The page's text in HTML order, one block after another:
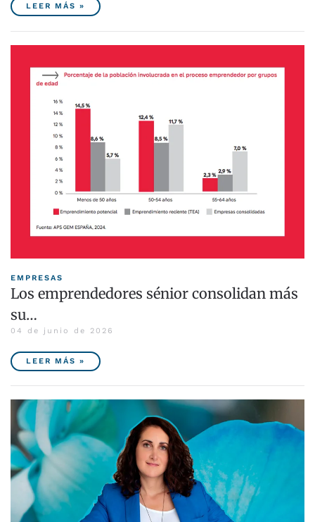
LEER MÁS »
EMPRESAS
Los emprendedores sénior consolidan más
su…
04 de junio de 2026
LEER MÁS »